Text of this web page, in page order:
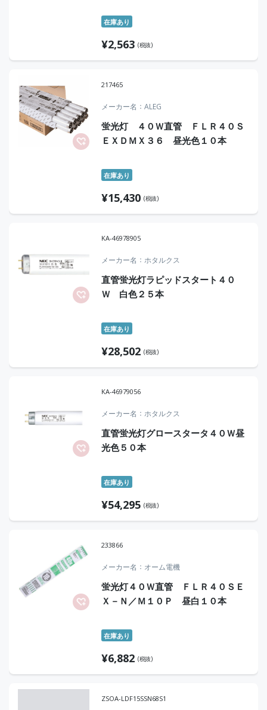
在庫あり
¥2,563 (税抜)
217465
メーカー名 ALEG
蛍光灯 ４０Ｗ直管 ＦＬＲ４０Ｓ
ＥＸＤＭＸ３６ 昼光色１０本
在庫あり
¥15,430 (税抜)
KA-46978905
メーカー名 ホタルクス
直管蛍光灯ラピッドスタート４０
Ｗ 白色２５本
在庫あり
¥28,502 (税抜)
KA-46979056
メーカー名 ホタルクス
直管蛍光灯グロースタータ４０Ｗ昼
光色５０本
在庫あり
¥54,295 (税抜)
233866
メーカー名 オーム電機
蛍光灯４０Ｗ直管 ＦＬＲ４０ＳＥ
Ｘ－Ｎ／Ｍ１０Ｐ 昼白１０本
在庫あり
¥6,882 (税抜)
ZSOA-LDF15SSN68S1